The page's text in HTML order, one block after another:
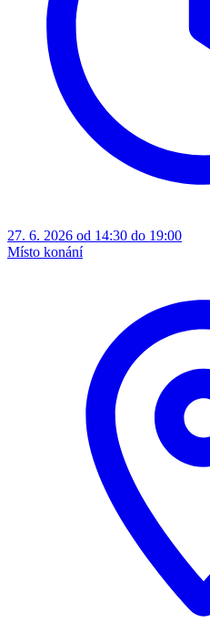
27. 6. 2026 od 14:30 do 19:00
Místo konání